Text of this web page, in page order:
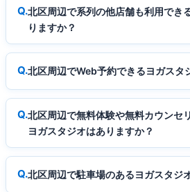
北区周辺で系列の他店舗も利用でき
りますか？
北区周辺でWeb予約できるヨガスタ
北区周辺で無料体験や無料カウンセ
ヨガスタジオはありますか？
北区周辺で駐車場のあるヨガスタジ